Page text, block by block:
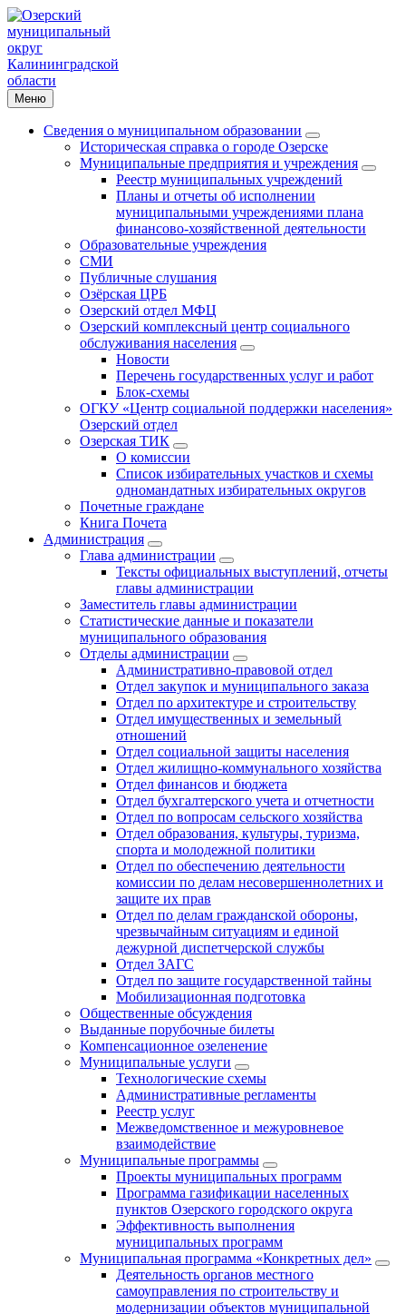
Меню
Сведения о муниципальном образовании
Историческая справка о городе Озерске
Муниципальные предприятия и учреждения
Реестр муниципальных учреждений
Планы и отчеты об исполнении
муниципальными учреждениями плана
финансово-хозяйственной деятельности
Образовательные учреждения
СМИ
Публичные слушания
Озёрская ЦРБ
Озерский отдел МФЦ
Озерский комплексный центр социального
обслуживания населения
Новости
Перечень государственных услуг и работ
Блок-схемы
ОГКУ «Центр социальной поддержки населения»
Озерский отдел
Озерская ТИК
О комиссии
Список избирательных участков и схемы
одномандатных избирательных округов
Почетные граждане
Книга Почета
Администрация
Глава администрации
Тексты официальных выступлений, отчеты
главы администрации
Заместитель главы администрации
Статистические данные и показатели
муниципального образования
Отделы администрации
Административно-правовой отдел
Отдел закупок и муниципального заказа
Отдел по архитектуре и строительству
Отдел имущественных и земельный
отношений
Отдел социальной защиты населения
Отдел жилищно-коммунального хозяйства
Отдел финансов и бюджета
Отдел бухгалтерского учета и отчетности
Отдел по вопросам сельского хозяйства
Отдел образования, культуры, туризма,
спорта и молодежной политики
Отдел по обеспечению деятельности
комиссии по делам несовершеннолетних и
защите их прав
Отдел по делам гражданской обороны,
чрезвычайным ситуациям и единой
дежурной диспетчерской службы
Отдел ЗАГС
Отдел по защите государственной тайны
Мобилизационная подготовка
Общественные обсуждения
Выданные порубочные билеты
Компенсационное озеленение
Муниципальные услуги
Технологические схемы
Административные регламенты
Реестр услуг
Межведомственное и межуровневое
взаимодействие
Муниципальные программы
Проекты муниципальных программ
Программа газификации населенных
пунктов Озерского городского округа
Эффективность выполнения
муниципальных программ
Муниципальная программа «Конкретных дел»
Деятельность органов местного
самоуправления по строительству и
модернизации объектов муниципальной